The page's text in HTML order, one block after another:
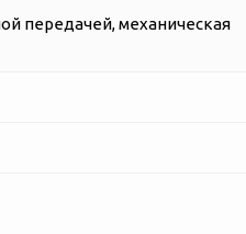
передачей, механическая